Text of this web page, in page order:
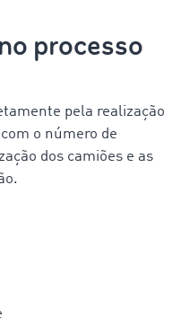
processo
pela realização
o número de
dos camiões e as